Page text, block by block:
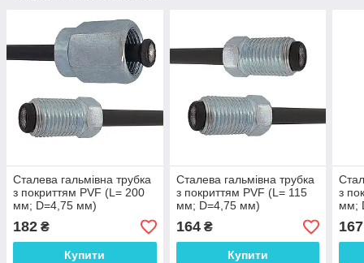
Сталева гальмівна трубка
з покриттям PVF (L= 200
мм; D=4,75 мм)
універсальна з
наконечниками 107/116 -
WP574PVF
182 ₴
Купити
Сталева гальмівна трубка
з покриттям PVF (L= 115
мм; D=4,75 мм)
універсальна з
наконечниками 116/116 -
WP951PVF
164₴
Купити
з
мм;
167